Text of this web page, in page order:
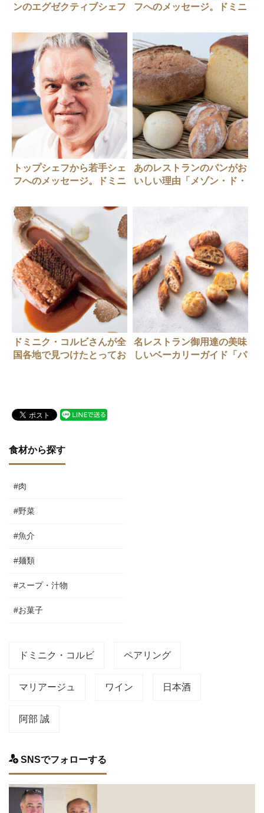
ンのエグゼクティブシェフ
城二郎」
フへのメッセージ。ドミニ
トップシェフから若手シェ
フへのメッセージ。ドミニ
あのレストランのパンがお
いしい理由「メゾン・ド・
ドミニク・コルビさんが全
国各地で見つけたとってお
名レストラン御用達の美味
しいベーカリーガイド「パ
食材から探す
#肉
#野菜
#魚介
#麺類
#スープ・汁物
#お菓子
ドミニク・コルビ ペアリング
マリアージュ ワイン 日本酒
阿部 誠
SNSでフォローする